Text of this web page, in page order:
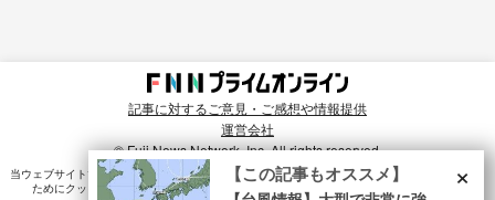
記事に対するご意見・ご感想や情報提供
運営会社
© Fuji News Network, Inc. All rights reserved.
当ウェブサイトでは、ユーザのニーズ・興味・関⼼に合致したコンテンツや広告配信を提供する
ためにクッキーを使⽤しています。詳細は、
プライバシーポリシー をご確認ください。×
【この記事もオススメ】